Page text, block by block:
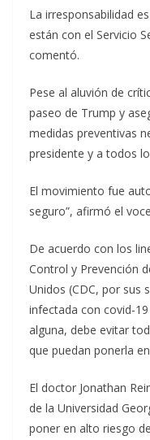
La irresponsabilidad
están con el Servicio
comentó.
Pese al aluvión de
paseo de Trump y
medidas preventivas
presidente y a todos
El movimiento fue
seguro”, afirmó el
De acuerdo con los
Control y Prevención
Unidos (CDC, por sus
infectada con covid-
alguna, debe evitar
que puedan ponerla
El doctor Jonathan
de la Universidad
poner en alto riesgo